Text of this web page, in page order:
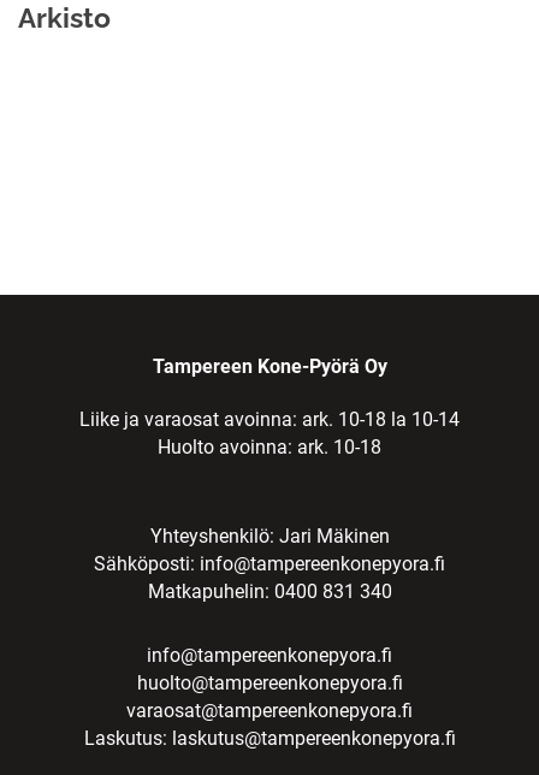
Arkisto
Tampereen Kone-Pyörä Oy
Liike ja varaosat avoinna: ark. 10-18 la 10-14
Huolto avoinna: ark. 10-18
Yhteyshenkilö: Jari Mäkinen
Sähköposti: info@tampereenkonepyora.fi
Matkapuhelin: 0400 831 340
info@tampereenkonepyora.fi
huolto@tampereenkonepyora.fi
varaosat@tampereenkonepyora.fi
Laskutus: laskutus@tampereenkonepyora.fi